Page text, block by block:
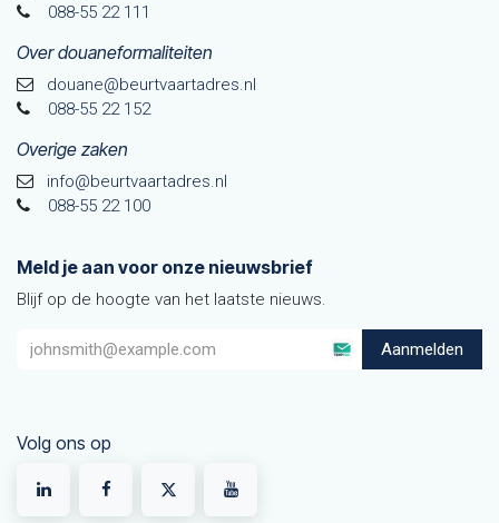
088-55 22 111
Over douaneformaliteiten
douane@beurtvaarta​dres.nl
088-55 22 152
Overige zaken
info@beurtvaartadres.nl
088-55 22 100
Meld je aan voor onze nieuwsbrief
Blijf op de hoogte van het laatste nieuws.
Aanmelden
Volg ons op